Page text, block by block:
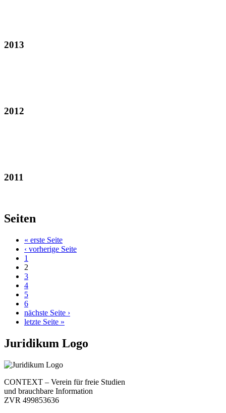
2013
2012
2011
Seiten
« erste Seite
‹ vorherige Seite
1
2
3
4
5
6
nächste Seite ›
letzte Seite »
Juridikum Logo
CONTEXT – Verein für freie Studien
und brauchbare Information
ZVR 499853636